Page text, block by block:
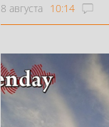
8 августа 10:14